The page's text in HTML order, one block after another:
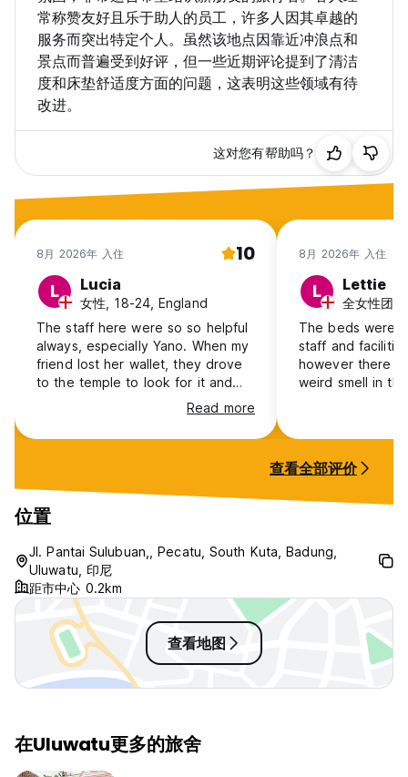
常称赞友好且乐于助人的员工，许多人因其卓越的
服务而突出特定个人。虽然该地点因靠近冲浪点和
景点而普遍受到好评，但一些近期评论提到了清洁
度和床垫舒适度方面的问题，这表明这些领域有待
改进。
这对您有帮助吗？
8月 2026年 入住 10
L Lucia
女性, 18-24, England
The staff here were so so helpful
always, especially Yano. When my
friend lost her wallet, they drove
to the temple to look for it and
sat with us whilst we researched
what to do. They spoke to the
police on the phone at 11-12pm
rooms are clean and the breakfast
is so good! The staff even helped
a guy get his phone back that got
taken by monkeys! Very nice
hostel and would recommend!
Read more
8月 2026年 入住
L Lettie
全女性团
The beds were
staff and
however there
weird smell in
how close the
big enough to fit
查看全部评价
位置
Jl. Pantai Sulubuan,, Pecatu, South Kuta, Badung,
Uluwatu, 印尼
距市中心 0.2km
查看地图
在Uluwatu更多的旅舍